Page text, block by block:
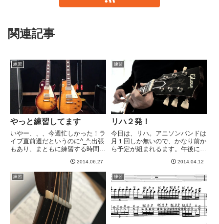
関連記事
練習
やっと練習してます
いやー、、、今週忙しかった！ラ
イブ直前週だというのに^_^;出張
もあり、まともに練習する時間が
しくてもなんでもスタジオ入って
最終調整！と決めてたので、無理
矢理にでも帰ろうと思ってました
w幸い、来週改めて、、、と...
2014.06.27
練習
リハ２発！
今日は、リハ。アニソンバンドは
月１回しか無いので、かなり前か
ら予定が組まれるます。午後に、
ちょうど良い＾＾デタラメ野郎リ
ハは今日の課題曲４曲分の音色選
びをなんとか終えました。一部奇
妙なSE系がまだですが、リハ
に...
2014.04.12
練習 練習